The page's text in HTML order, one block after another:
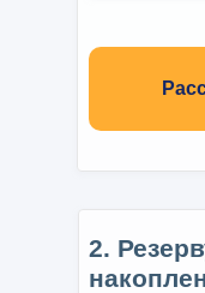
2.